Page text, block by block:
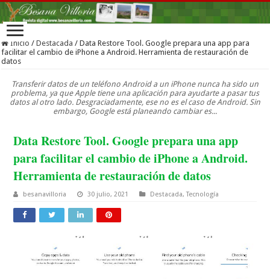
Inicio / Destacada / Data Restore Tool. Google prepara una app para
facilitar el cambio de iPhone a Android. Herramienta de restauración de
datos
Transferir datos de un teléfono Android a un iPhone nunca ha sido un
problema, ya que Apple tiene una aplicación para ayudarte a pasar tus
datos al otro lado. Desgraciadamente, ese no es el caso de Android. Sin
embargo, Google está planeando cambiar es...
Data Restore Tool. Google prepara una app
para facilitar el cambio de iPhone a Android.
Herramienta de restauración de datos
besanavilloria 30 julio, 2021 Destacada,Tecnología